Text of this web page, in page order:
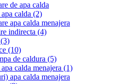
de apa calda
calda (2)
apa calda menajera
indirecta (4)
(3)
(10)
de caldura (5)
calda menajera (1)
apa calda menajera